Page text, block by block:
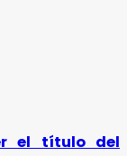
el título del